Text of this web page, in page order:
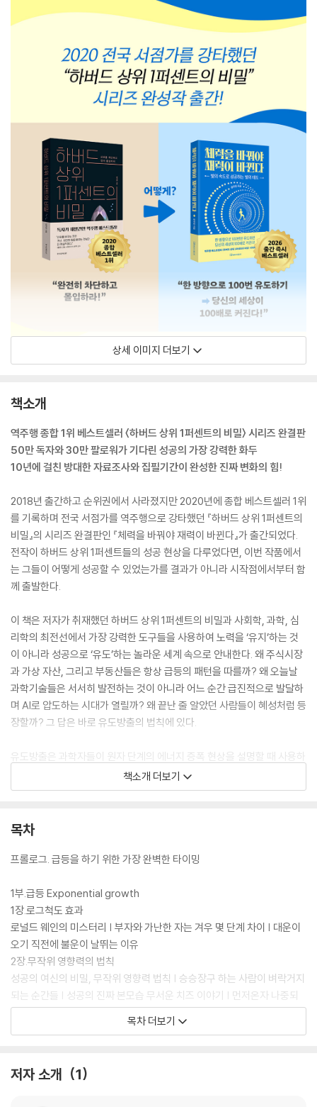
상세 이미지 더보기
책소개
역주행 종합 1위 베스트셀러 〈하버드 상위 1퍼센트의 비밀〉 시리즈 완결판
50만 독자와 30만 팔로워가 기다린 성공의 가장 강력한 화두
10년에 걸친 방대한 자료조사와 집필기간이 완성한 진짜 변화의 힘!
2018년 출간하고 순위권에서 사라졌지만 2020년에 종합 베스트셀러 1위
를 기록하며 전국 서점가를 역주행으로 강타했던 『하버드 상위 1퍼센트의
비밀』의 시리즈 완결판인 『체력을 바꿔야 재력이 바뀐다』가 출간되었다.
전작이 하버드 상위 1퍼센트들의 성공 현상을 다루었다면, 이번 작품에서
는 그들이 어떻게 성공할 수 있었는가를 결과가 아니라 시작점에서부터 함
께 출발한다.
이 책은 저자가 취재했던 하버드 상위 1퍼센트의 비밀과 사회학, 과학, 심
리학의 최전선에서 가장 강력한 도구들을 사용하여 노력을 ‘유지’하는 것
이 아니라 성공으로 ‘유도’하는 놀라운 세계 속으로 안내한다. 왜 주식시장
과 가상 자산, 그리고 부동산들은 항상 급등의 패턴을 따를까? 왜 오늘날
과학기술들은 서서히 발전하는 것이 아니라 어느 순간 급진적으로 발달하
며 AI로 압도하는 시대가 열릴까? 왜 끝난 줄 알았던 사람들이 혜성처럼 등
장할까? 그 답은 바로 유도방출의 법칙에 있다.
유도방출은 과학자들이 원자 단계의 에너지 증폭 현상을 설명할 때 사용하
는 개념으로, ‘우주의 모든 것은 원자로 이루어져 있다’는 과학자 리처드 파
인만의 말처럼 세상을 압도할 수 있는 강력한 법칙이다. 당신의 노력이 성
지해야 하고(2단계), 성공으로 유도해서(3단계), 강력하게 방출하기(4단
만이 유지하고 유도하는 세계를 향해 전심전력으로 달려든다. 이 책에서는
으로 해낼 마지막 해법을 제시한다.
책소개 더보기
목차
프롤로그. 급등을 하기 위한 가장 완벽한 타이밍
1부.급등 Exponential growth
1장.로그척도 효과
로널드 웨인의 미스터리 | 부자와 가난한 자는 겨우 몇 단계 차이 | 대운이
오기 직전에 불운이 날뛰는 이유
2장.무작위 영향력의 법칙
성공의 여신의 비밀, 무작위 영향력 법칙 | 승승장구 하는 사람이 벼락거지
되는 순간들 | 성공의 진짜 본모습 무서운 치즈 이야기 | 먼저온자 나중되
고 나중온자 먼저된다 | 초일류 대학이 황당해서 날뛰는 초일류 성공이 탄
생하는 순간들 | 무명 학자가 권위 가득한 세상을 뚫는 법 |
막 체력 | 후기 전문화의 여신, 성공을 10배로 빨리 당기다 | 억만장자들이
목차 더보기
저자 소개 1